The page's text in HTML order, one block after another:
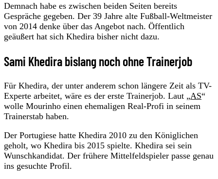
Demnach habe es zwischen beiden Seiten bereits
Gespräche gegeben. Der 39 Jahre alte Fußball-Weltmeister
von 2014 denke über das Angebot nach. Öffentlich
geäußert hat sich Khedira bisher nicht dazu.
Sami Khedira bislang noch ohne Trainerjob
Für Khedira, der unter anderem schon längere Zeit als TV-
Experte arbeitet, wäre es der erste Trainerjob. Laut „AS“
wolle Mourinho einen ehemaligen Real-Profi in seinem
Trainerstab haben.
Der Portugiese hatte Khedira 2010 zu den Königlichen
geholt, wo Khedira bis 2015 spielte. Khedira sei sein
Wunschkandidat. Der frühere Mittelfeldspieler passe genau
ins gesuchte Profil.